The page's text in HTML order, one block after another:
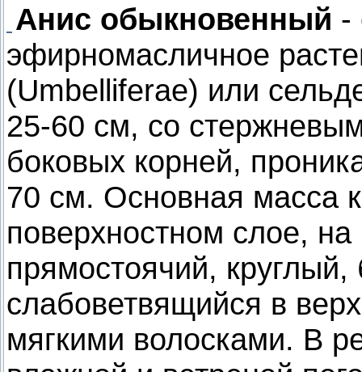
Анис обыкновенный -
эфирномасличное
(Umbelliferae) или
25-60 см, со
боковых корней,
70 см. Основная масса
поверхностном слое,
прямостоячий, круглый,
слабоветвящийся в
мягкими волосками. В